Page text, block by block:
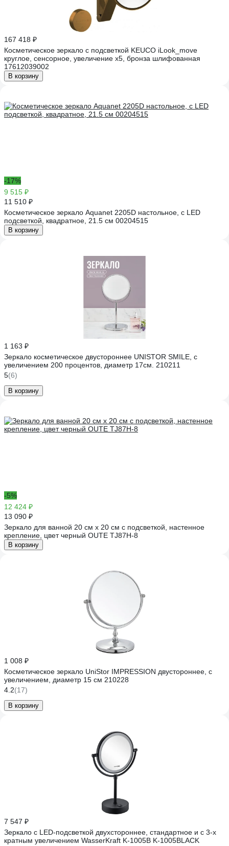
167 418 ₽
Косметическое зеркало с подсветкой KEUCO iLook_move
круглое, сенсорное, увеличение х5, бронза шлифованная
17612039002
В корзину
-17%
9 515 ₽
11 510 ₽
Косметическое зеркало Aquanet 2205D настольное, с LED
подсветкой, квадратное, 21.5 см 00204515
В корзину
1 163 ₽
Зеркало косметическое двустороннее UNISTOR SMILE, с
увеличением 200 процентов, диаметр 17см. 210211
5(6)
В корзину
-5%
12 424 ₽
13 090 ₽
Зеркало для ванной 20 см х 20 см с подсветкой, настенное
крепление, цвет черный OUTE TJ87H-8
В корзину
1 008 ₽
Косметическое зеркало UniStor IMPRESSION двустороннее, с
увеличением, диаметр 15 см 210228
4.2(17)
В корзину
7 547 ₽
Зеркало с LED-подсветкой двухстороннее, стандартное и с 3-х
кратным увеличением WasserKraft K-1005B K-1005BLACK